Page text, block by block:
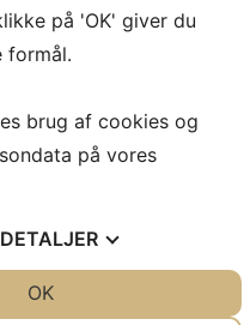
på 'OK' giver du
formål.
brug af cookies og
på vores
DETALJER
OK